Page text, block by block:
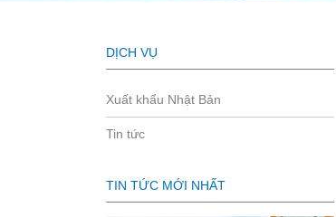
DỊCH VỤ
Xuất khẩu Nhật Bản
Tin tức
TIN TỨC MỚI NHẤT